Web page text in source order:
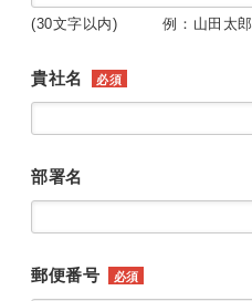
(30文字以内) 例：山田太郎
貴社名 必須
部署名
郵便番号 必須